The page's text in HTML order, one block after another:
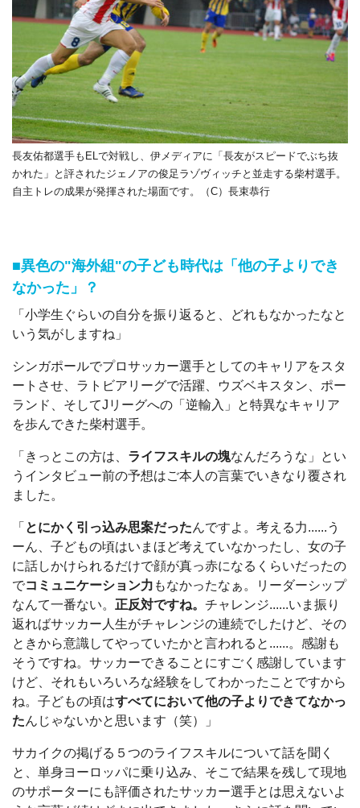
長友佑都選手もELで対戦し、伊メディアに「長友がスピードでぶち抜
かれた」と評されたジェノアの俊足ラゾヴィッチと並走する柴村選手。
自主トレの成果が発揮された場面です。（C）長束恭行
■異色の"海外組"の子ども時代は「他の子よりでき
なかった」？
「小学生ぐらいの自分を振り返ると、どれもなかったなと
いう気がしますね」
シンガポールでプロサッカー選手としてのキャリアをスタ
ートさせ、ラトビアリーグで活躍、ウズベキスタン、ポー
ランド、そしてJリーグへの「逆輸入」と特異なキャリア
を歩んできた柴村選手。
「きっとこの方は、 ライフスキルの塊なんだろうな」とい
うインタビュー前の予想はご本人の言葉でいきなり覆され
ました。
「 とにかく引っ込み思案だったんですよ。考える力......う
ーん、子どもの頃はいまほど考えていなかったし、女の子
に話しかけられるだけで顔が真っ赤になるくらいだったの
でコミュニケーション力 もなかったなぁ。リーダーシップ
なんて一番ない。 正反対ですね。 チャレンジ......いま振り
返ればサッカー人生がチャレンジの連続でしたけど、その
ときから意識してやっていたかと言われると......。感謝も
そうですね。サッカーできることにすごく感謝しています
けど、それもいろいろな経験をしてわかったことですから
ね。子どもの頃はすべてにおいて他の子よりできてなかっ
たんじゃないかと思います（笑）」
サカイクの掲げる５つのライフスキルについて話を聞く
と、単身ヨーロッパに乗り込み、そこで結果を残して現地
のサポーターにも評価されたサッカー選手とは思えないよ